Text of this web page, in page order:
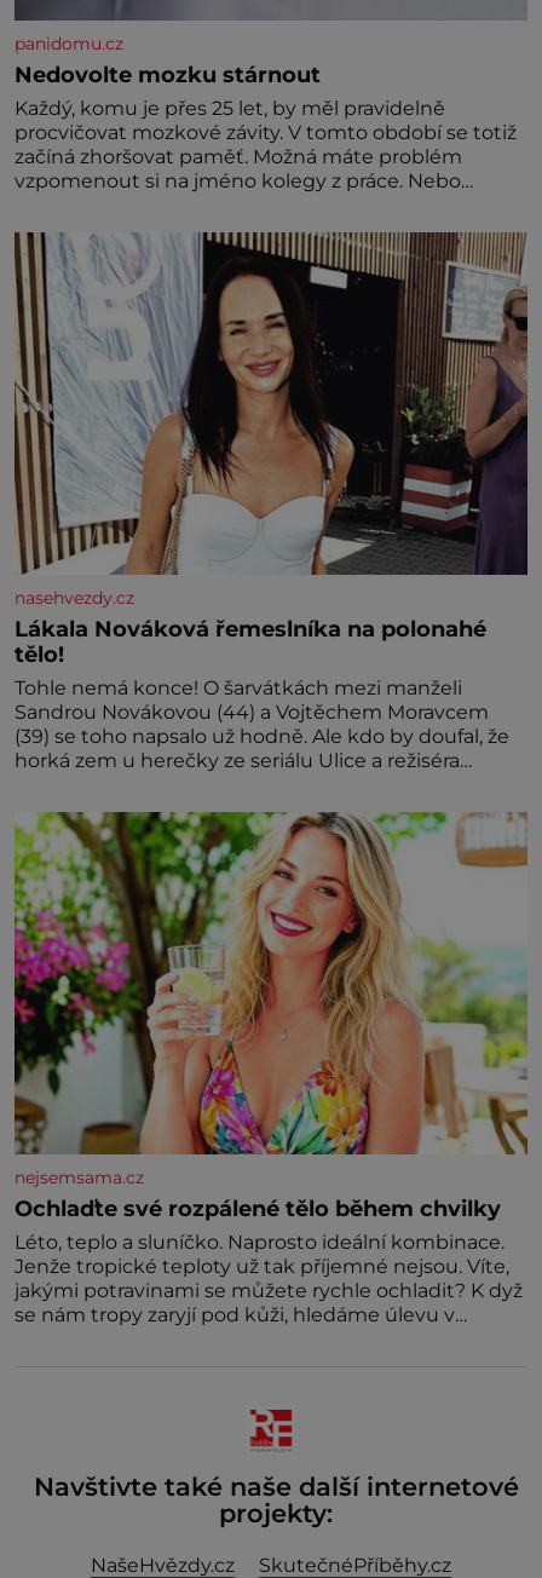
panidomu.cz
Nedovolte mozku stárnout
Každý, komu je přes 25 let, by měl pravidelně
procvičovat mozkové závity. V tomto období se totiž
začíná zhoršovat paměť. Možná máte problém
vzpomenout si na jméno kolegy z práce. Nebo
nedávno přečetli. Je to opravdu tak, s věkem jako
kdyby se paměť rozhodla stávkovat. Cvičte
nasehvezdy.cz
Lákala Nováková řemeslníka na polonahé
tělo!
Tohle nemá konce! O šarvátkách mezi manželi
Sandrou Novákovou (44) a Vojtěchem Moravcem
(39) se toho napsalo už hodně. Ale kdo by doufal, že
horká zem u herečky ze seriálu Ulice a režiséra
nejsemsama.cz
Ochlaďte své rozpálené tělo během chvilky
Léto, teplo a sluníčko. Naprosto ideální kombinace.
Jenže tropické teploty už tak příjemné nejsou. Víte,
jakými potravinami se můžete rychle ochladit? K dyž
se nám tropy zaryjí pod kůži, hledáme úlevu v
Navštivte také naše další internetové
projekty:
NašeHvězdy.cz
SkutečnéPříběhy.cz